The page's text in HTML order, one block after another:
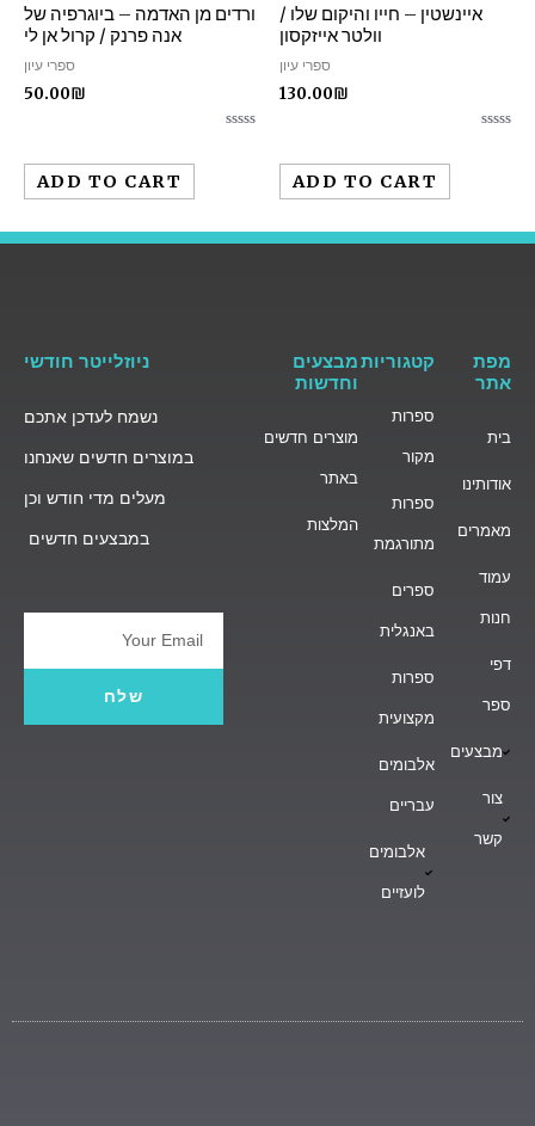
איינשטין – חייו והיקום שלו /
וולטר אייזקסון
ספרי עיון
130.00₪
ADD TO CART
ורדים מן האדמה – ביוגרפיה של
אנה פרנק / קרול אן לי
ספרי עיון
50.00₪
ADD TO CART
מפת
אתר
בית
אודותינו
מאמרים
עמוד
חנות
דפי
ספר
מבצעים
צור
קשר
קטגוריות
ספרות
מקור
ספרות
מתורגמת
ספרים
באנגלית
ספרות
מקצועית
אלבומים
עבריים
אלבומים
לועזיים
מבצעים
וחדשות
מוצרים חדשים
באתר
המלצות
ניוזלייטר חודשי
נשמח לעדכן אתכם
במוצרים חדשים שאנחנו
מעלים מדי חודש וכן
במבצעים חדשים
Email
שלח